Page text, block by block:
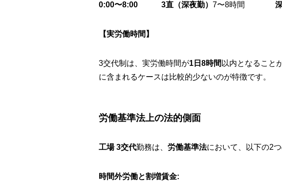
0:00〜8:00
3直（深夜勤） 7〜8時間
【実労働時間】
3交代制は、実労働時間が1日8時間 以内となること
に含まれるケースは比較的少ないのが特徴です。
労働基準法上の法的側面
工場 3交代勤務は、 労働基準法において、以下の2
時間外労働と割増賃金: